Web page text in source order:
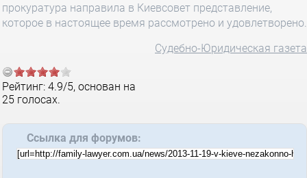
прокуратура направила в Киевсовет представление,
которое в настоящее время рассмотрено и удовлетворено.
Судебно-Юридическая газета
Рейтинг: 4.9/5, основан на
25 голосах.
Ссылка для форумов: